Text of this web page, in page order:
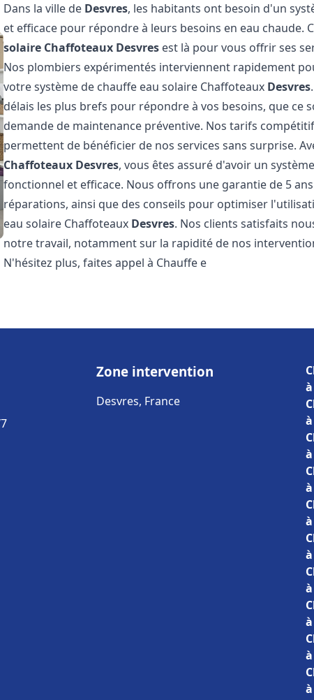
Dans la ville de Desvres, les habitants ont besoin d'un
et efficace pour répondre à leurs besoins en eau chaude.
solaire Chaffoteaux Desvres est là pour vous offrir ses
Nos plombiers expérimentés interviennent rapidement
votre système de chauffe eau solaire Chaffoteaux Desvres
délais les plus brefs pour répondre à vos besoins, que ce
demande de maintenance préventive. Nos tarifs
permettent de bénéficier de nos services sans surprise.
Chaffoteaux Desvres, vous êtes assuré d'avoir un
fonctionnel et efficace. Nous offrons une garantie de 5
réparations, ainsi que des conseils pour optimiser
eau solaire Chaffoteaux Desvres. Nos clients satisfaits
notre travail, notamment sur la rapidité de nos
N'hésitez plus, faites appel à Chauffe e
Zone intervention
Desvres, France